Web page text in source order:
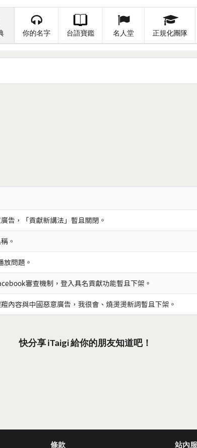
你的名字 台語寶鑑 名人堂 正規化團隊
告，「貢獻新講法」暫且關閉。
。
問題。
審查機制，登入具名貢獻功能暫且下架。
內容與中國惡意廣告，我很會、燒燙燙新詞暫且下架。
快分享 iTaigi 給你的朋友知道吧！
條款 站內